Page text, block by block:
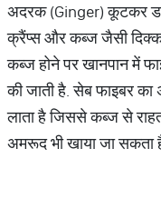
अदरक (Ginger) कूटकर
क्रैंप्स और कब्ज जैसी
कब्ज होने पर खानपान में
की जाती है. सेब फाइबर का
लाता है जिससे कब्ज से
अमरूद भी खाया जा सकता